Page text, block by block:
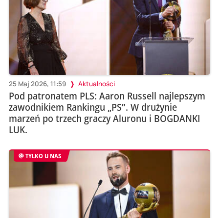
25 Maj 2026, 11:59 Aktualności
Pod patronatem PLS: Aaron Russell najlepszym
zawodnikiem Rankingu „PS”. W drużynie
marzeń po trzech graczy Aluronu i BOGDANKI
LUK.
TYLKO U NAS